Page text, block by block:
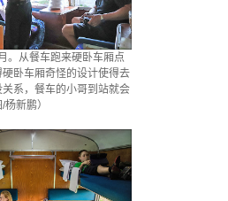
。从餐车跑来硬卧车厢点
卧车厢奇怪的设计使得去
系，餐车的小哥到站就会
杨新鹏）